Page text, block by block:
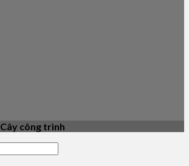
Cây công trình